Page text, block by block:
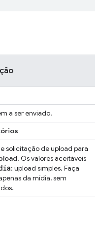
a ser enviado.
solicitação de upload para
. Os valores aceitáveis
: upload simples. Faça
da mídia, sem